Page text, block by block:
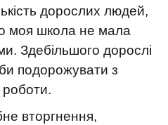
дорослих людей,
моя школа не мала
Здебільшого дорослі
подорожувати з
вторгнення,